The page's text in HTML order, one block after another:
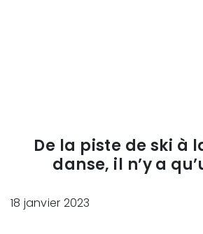
De la piste de ski à
danse, il n’y a
18 janvier 2023